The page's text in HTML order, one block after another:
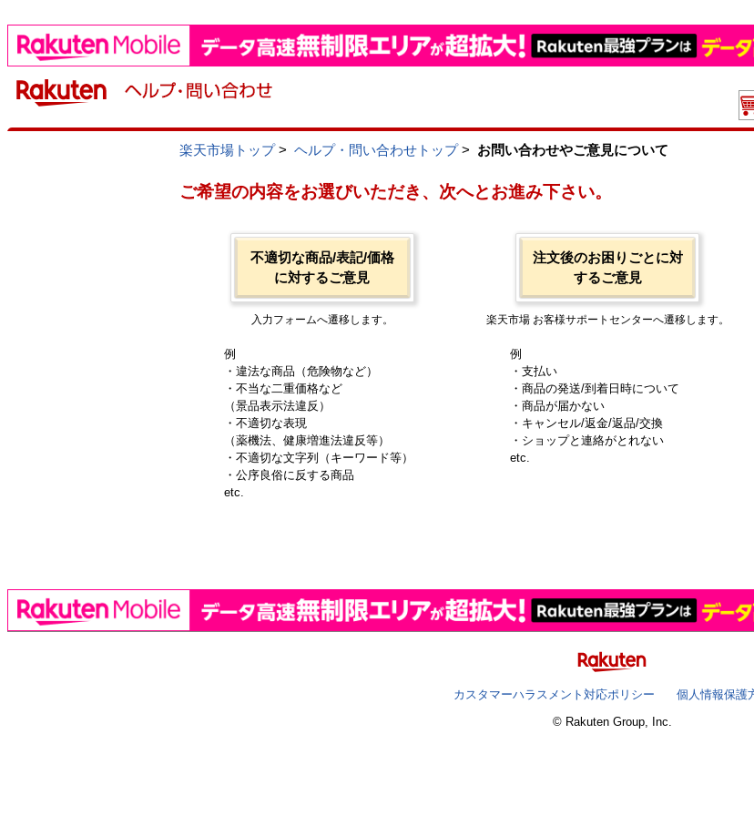
楽天市場トップ> ヘルプ・問い合わせトップ> お問い合わせやご意見について
ご希望の内容をお選びいただき、次へとお進み下さい。
不適切な商品/表記/価格
に対するご意見
入力フォームへ遷移します。
例
・違法な商品（危険物など）
・不当な二重価格など
（景品表示法違反）
・不適切な表現
（薬機法、健康増進法違反等）
・不適切な文字列（キーワード等）
・公序良俗に反する商品
etc.
注文後のお困りごとに対
するご意見
楽天市場 お客様サポートセンターへ遷移します。
例
・支払い
・商品の発送/到着日時について
・商品が届かない
・キャンセル/返金/返品/交換
・ショップと連絡がとれない
etc.
カスタマーハラスメント対応ポリシー
個人情報保護
© Rakuten Group, Inc.